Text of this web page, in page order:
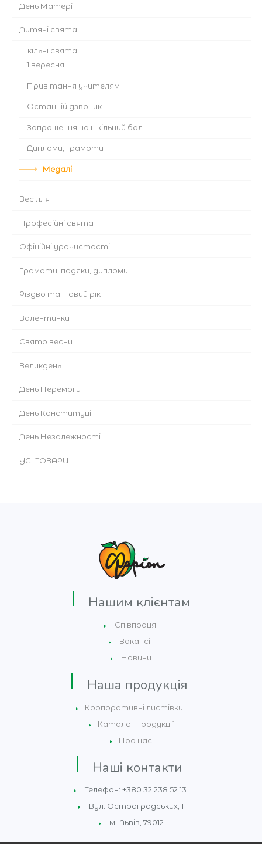
День Матері
Дитячі свята
Шкільні свята
1 вересня
Привітання учителям
Останній дзвоник
Запрошення на шкільний бал
Дипломи, грамоти
Медалі
Весілля
Професійні свята
Офіційні урочистості
Грамоти, подяки, дипломи
Різдво та Новий рік
Валентинки
Cвято весни
Великдень
День Перемоги
День Конституції
День Незалежності
УСІ ТОВАРИ
Нашим клієнтам
Співпраця
Вакансії
Новини
Наша продукція
Корпоративні листівки
Каталог продукції
Про нас
Наші контакти
Телефон: +380 32 238 52 13
Вул. Остроградських, 1
м. Львів, 79012